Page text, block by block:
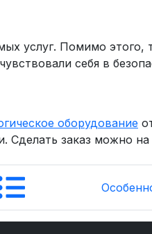
услуг. Помимо
себя в
оборудование
Сделать заказ можно